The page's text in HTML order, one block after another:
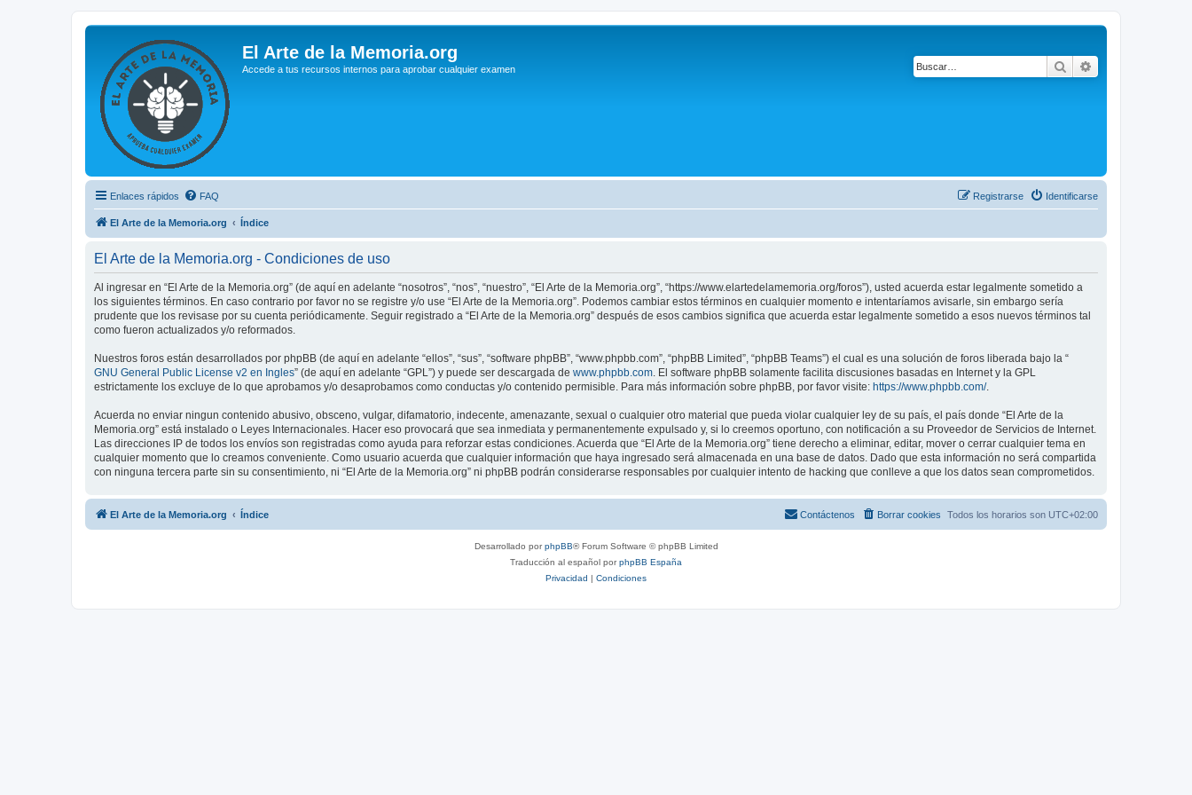
El Arte de la Memoria.org
Accede a tus recursos internos para aprobar cualquier examen Buscar
Enlaces rápidos FAQ Identificarse
Registrarse
El Arte de la Memoria.org Índice
El Arte de la Memoria.org - Condiciones de uso
Al ingresar en “El Arte de la Memoria.org” (de aquí en adelante “nosotros”, “nos”, “nuestro”, “El Arte de la Memoria.org”, “https://www.elartedelamemoria.org/foros”), usted acuerda estar legalmente sometido a
los siguientes términos. En caso contrario por favor no se registre y/o use “El Arte de la Memoria.org”. Podemos cambiar estos términos en cualquier momento e intentaríamos avisarle, sin embargo sería
prudente que los revisase por su cuenta periódicamente. Seguir registrado a “El Arte de la Memoria.org” después de esos cambios significa que acuerda estar legalmente sometido a esos nuevos términos tal
como fueron actualizados y/o reformados.
Nuestros foros están desarrollados por phpBB (de aquí en adelante “ellos”, “sus”, “software phpBB”, “www.phpbb.com”, “phpBB Limited”, “phpBB Teams”) el cual es una solución de foros liberada bajo la “
GNU General Public License v2 en Ingles” (de aquí en adelante “GPL”) y puede ser descargada de www.phpbb.com. El software phpBB solamente facilita discusiones basadas en Internet y la GPL
estrictamente los excluye de lo que aprobamos y/o desaprobamos como conductas y/o contenido permisible. Para más información sobre phpBB, por favor visite: https://www.phpbb.com/.
Acuerda no enviar ningun contenido abusivo, obsceno, vulgar, difamatorio, indecente, amenazante, sexual o cualquier otro material que pueda violar cualquier ley de su país, el país donde “El Arte de la
Memoria.org” está instalado o Leyes Internacionales. Hacer eso provocará que sea inmediata y permanentemente expulsado y, si lo creemos oportuno, con notificación a su Proveedor de Servicios de Internet.
Las direcciones IP de todos los envíos son registradas como ayuda para reforzar estas condiciones. Acuerda que “El Arte de la Memoria.org” tiene derecho a eliminar, editar, mover o cerrar cualquier tema en
cualquier momento que lo creamos conveniente. Como usuario acuerda que cualquier información que haya ingresado será almacenada en una base de datos. Dado que esta información no será compartida
con ninguna tercera parte sin su consentimiento, ni “El Arte de la Memoria.org” ni phpBB podrán considerarse responsables por cualquier intento de hacking que conlleve a que los datos sean comprometidos.
El Arte de la Memoria.org Índice Todos los horarios son UTC+02:00
Borrar cookies
Contáctenos
Desarrollado porphpBB® Forum Software © phpBB Limited
Traducción al español porphpBB España
Privacidad | Condiciones